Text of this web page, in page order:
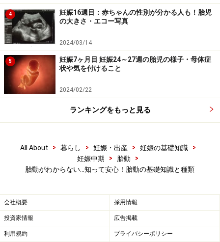
お母さんが感じ取れる胎動は、活動期の動きの一部だけ
です。お母さんには伝わりませんが、赤ちゃんは目を動
かしたり、向きを変えたり、しきりと自分の体をさわっ
たりと、様々な動きをしているのです。また、お母さん
が忙しく動いていれば、胎動を自覚しにくくなるなど、
すべての胎動のうちお母さんは約40％しか感じることが
できないというデータもあります。
赤ちゃんはいろいろな動きをしています。ただし、これ
らの動きは、勝手気ままな動きではなく、生まれてから
お、「おなかを強く蹴るから男の子」と言う人もいます
が、医学的には、性別や性格が胎動に関係するという根
拠はありません。
4
妊娠16週目：赤ちゃんの性別が分かる人も！胎児
の大きさ・エコー写真
2024/03/14
5
妊娠7ヶ月目 妊娠24～27週の胎児の様子・母体症
状や気を付けること
2024/02/22
ランキングをもっと見る
All About > 暮らし > 妊娠・出産 > 妊娠の基礎知識
>
妊娠中期
> 胎動
>
胎動がわからない…知って安心！胎動の基礎知識と種類
会社概要 採用情報
投資家情報 広告掲載
利用規約 プライバシーポリシー